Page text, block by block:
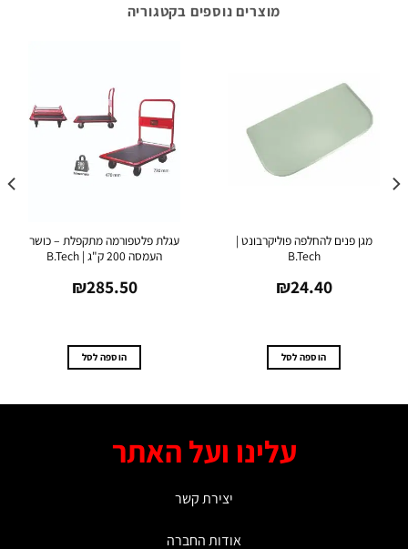
מוצרים נוספים בקטגוריה
מגן פנים להחלפה פוליקרבונט |
₪24.40
הוספה לסל
עגלת פלטפורמה מתקפלת – כושר
העמסה 200 ק"ג | B.Tech
₪285.50
הוספה לסל
עלינו ועל האתר
יצירת קשר
אודות החברה